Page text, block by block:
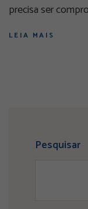
precisa ser
LEIA MAIS
Pesquisar